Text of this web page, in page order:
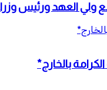
ولي العهد ورئيس
بالخارج*